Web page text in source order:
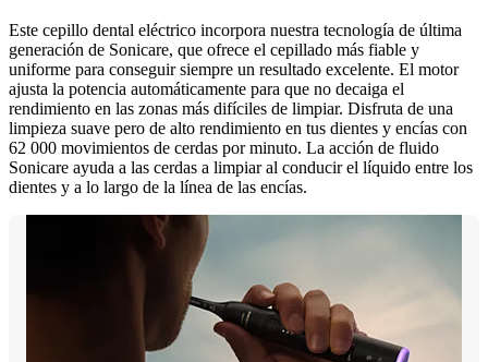
Este cepillo dental eléctrico incorpora nuestra tecnología de última
generación de Sonicare, que ofrece el cepillado más fiable y
uniforme para conseguir siempre un resultado excelente. El motor
ajusta la potencia automáticamente para que no decaiga el
rendimiento en las zonas más difíciles de limpiar. Disfruta de una
limpieza suave pero de alto rendimiento en tus dientes y encías con
62 000 movimientos de cerdas por minuto. La acción de fluido
Sonicare ayuda a las cerdas a limpiar al conducir el líquido entre los
dientes y a lo largo de la línea de las encías.